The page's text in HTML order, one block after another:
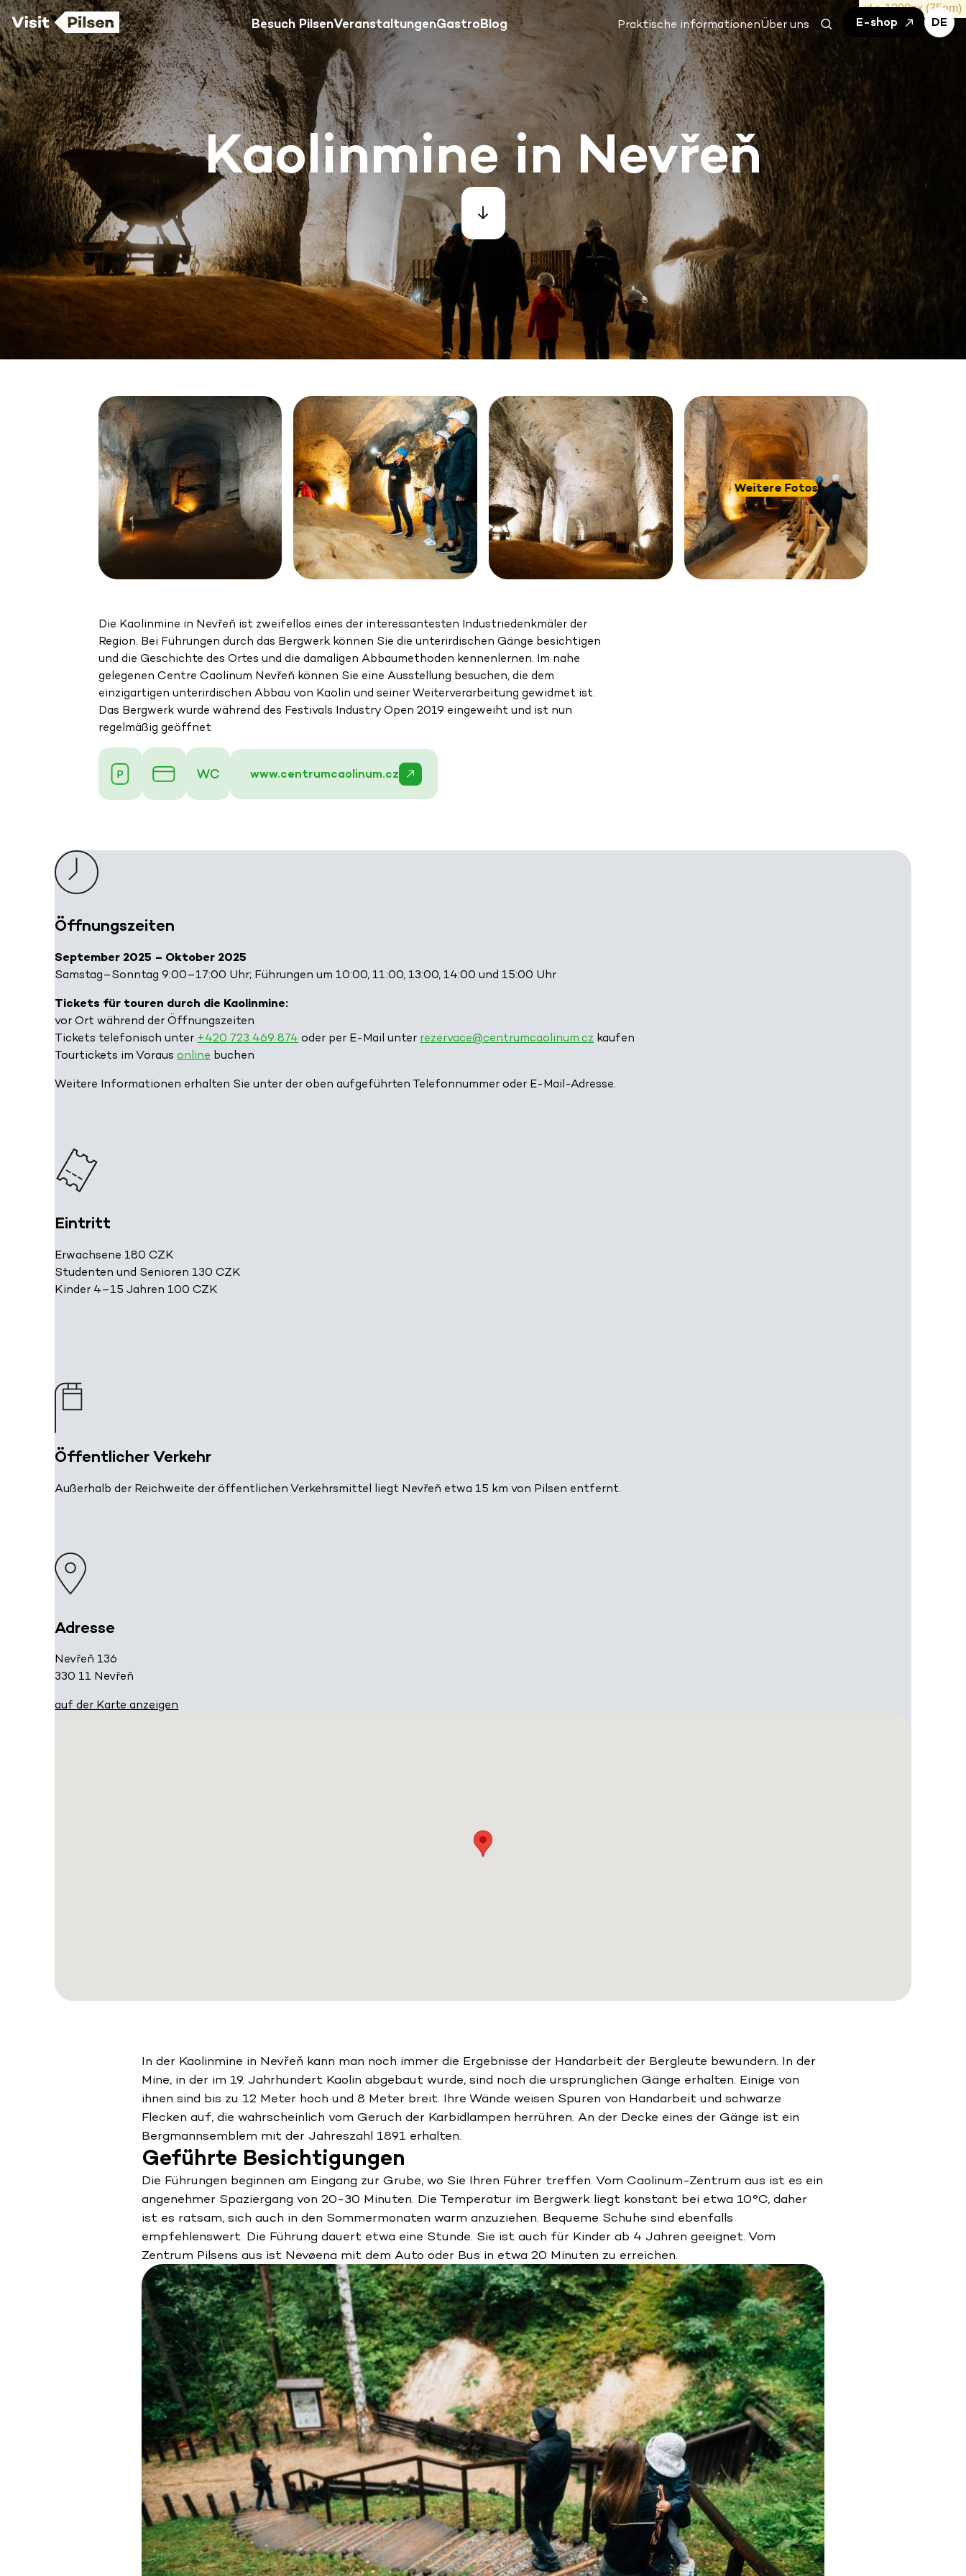
Besuch PilsenVeranstaltungenGastroBlog Praktische informationenÜber uns E-shop DE
Besuch Pilsen Kaolinmine in Nevřeň
Kaolinmine in Nevřeň
Die Kaolinmine in Nevřeň ist zweifellos eines der interessantesten Industriedenkmäler der
Region. Bei Führungen durch das Bergwerk können Sie die unterirdischen Gänge besichtigen
und die Geschichte des Ortes und die damaligen Abbaumethoden kennenlernen. Im nahe
gelegenen Centre Caolinum Nevřeň können Sie eine Ausstellung besuchen, die dem
einzigartigen unterirdischen Abbau von Kaolin und seiner Weiterverarbeitung gewidmet ist.
Das Bergwerk wurde während des Festivals Industry Open 2019 eingeweiht und ist nun
regelmäßig geöffnet
www.centrumcaolinum.cz
Öffnungszeiten
September 2025 – Oktober 2025
Samstag–Sonntag 9:00–17:00 Uhr; Führungen um 10:00, 11:00, 13:00, 14:00 und 15:00 Uhr
Tickets für touren durch die Kaolinmine:
vor Ort während der Öffnungszeiten
Tickets telefonisch unter +420 723 469 874 oder per E-Mail unter rezervace@centrumcaolinum.cz kaufen
Tourtickets im Vorausonline buchen
Weitere Informationen erhalten Sie unter der oben aufgeführten Telefonnummer oder E-Mail-Adresse.
Eintritt
Erwachsene 180 CZK
Studenten und Senioren 130 CZK
Kinder 4–15 Jahren 100 CZK
Öffentlicher Verkehr
Außerhalb der Reichweite der öffentlichen Verkehrsmittel liegt Nevřeň etwa 15 km von Pilsen entfernt.
Adresse
Nevřeň 136
330 11 Nevřeň
auf der Karte anzeigen
In der Kaolinmine in Nevřeň kann man noch immer die Ergebnisse der Handarbeit der Bergleute bewundern. In der
Mine, in der im 19. Jahrhundert Kaolin abgebaut wurde, sind noch die ursprünglichen Gänge erhalten. Einige von
ihnen sind bis zu 12 Meter hoch und 8 Meter breit. Ihre Wände weisen Spuren von Handarbeit und schwarze
Flecken auf, die wahrscheinlich vom Geruch der Karbidlampen herrühren. An der Decke eines der Gänge ist ein
Bergmannsemblem mit der Jahreszahl 1891 erhalten.
Geführte Besichtigungen
Die Führungen beginnen am Eingang zur Grube, wo Sie Ihren Führer treffen. Vom Caolinum-Zentrum aus ist es ein
angenehmer Spaziergang von 20-30 Minuten. Die Temperatur im Bergwerk liegt konstant bei etwa 10°C, daher
ist es ratsam, sich auch in den Sommermonaten warm anzuziehen. Bequeme Schuhe sind ebenfalls
empfehlenswert. Die Führung dauert etwa eine Stunde. Sie ist auch für Kinder ab 4 Jahren geeignet. Vom
Zentrum Pilsens aus ist Nevøena mit dem Auto oder Bus in etwa 20 Minuten zu erreichen.